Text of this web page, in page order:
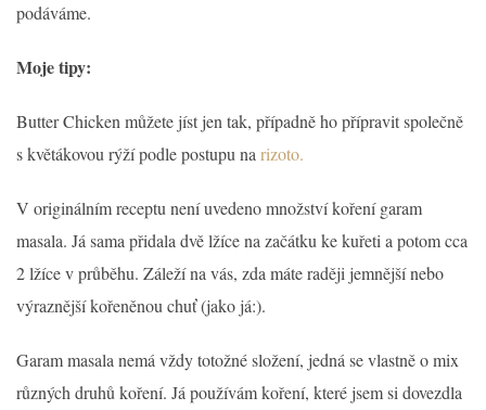
podáváme.
Moje tipy:
Butter Chicken můžete jíst jen tak, případně ho přípravit společně
s květákovou rýží podle postupu narizoto.
V originálním receptu není uvedeno množství koření garam
masala. Já sama přidala dvě lžíce na začátku ke kuřeti a potom cca
2 lžíce v průběhu. Záleží na vás, zda máte raději jemnější nebo
výraznější kořeněnou chuť (jako já:).
Garam masala nemá vždy totožné složení, jedná se vlastně o mix
různých druhů koření. Já používám koření, které jsem si dovezdla